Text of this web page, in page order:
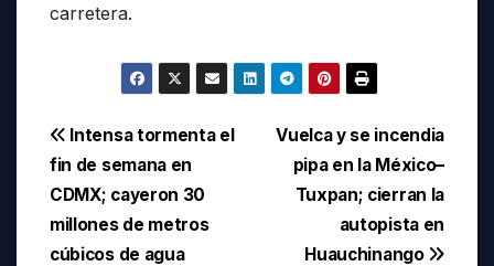
carretera.
Navegación
de
entradas
Vuelca y se incendia
pipa en la México–
Tuxpan; cierran la
autopista en
Huauchinango
Intensa tormenta el
fin de semana en
CDMX; cayeron 30
millones de metros
cúbicos de agua